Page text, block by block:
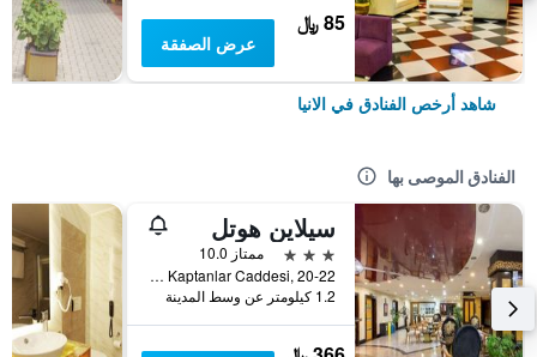
85 ﷼
عرض الصفقة
شاهد أرخص الفنادق في الانيا
الفنادق الموصى بها
سيلاين هوتل
3 نجوم
ممتاز 10.0
Güllerpinari Mahallesi, Kerim Kaptanlar Caddesi, 20-22, الانيا, تركيا
1.2 كيلومتر عن وسط المدينة